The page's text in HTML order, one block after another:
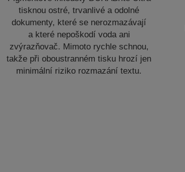
tisknou ostré, trvanlivé a odolné
dokumenty, které se nerozmazávají
a které nepoškodí voda ani
zvýrazňovač. Mimoto rychle schnou,
takže při oboustranném tisku hrozí jen
minimální riziko rozmazání textu.